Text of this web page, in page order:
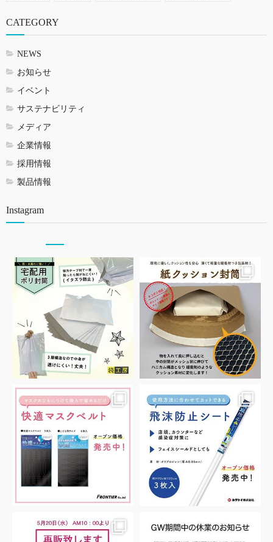
CATEGORY
NEWS
お知らせ
イベント
サステナビリティ
メディア
企業情報
採用情報
製品情報
Instagram